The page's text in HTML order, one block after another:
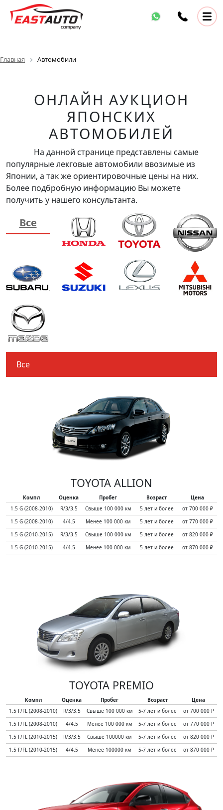
Главная Автомобили
ОНЛАЙН АУКЦИОН
ЯПОНСКИХ
АВТОМОБИЛЕЙ
На данной странице представлены самые
популярные лекговые автомобили ввозимые из
Японии, а так же ориентировочные цены на них.
Более подбробную информацию Вы можете
получить у нашего консультанта.
Все
TOYOTA ALLION
Компл Оценка Пробег Возраст
Цена
1.5 G (2008-2010)
R/3/3.5 Свыше 100 000 км 5 лет и более
от 700 000 ₽
1.5 G (2008-2010)
4/4.5 Менее 100 000 км 5 лет и более
от 770 000 ₽
1.5 G (2010-2015)
R/3/3.5 Свыше 100 000 км 5 лет и более
от 820 000 ₽
1.5 G (2010-2015)
4/4.5 Менее 100 000 км 5 лет и более от 870 000 ₽
TOYOTA PREMIO
Компл Оценка Пробег Возраст
Цена
1.5 F/FL (2008-2010)
R/3/3.5 Свыше 100 000 км 5-7 лет и более
от 700 000 ₽
1.5 F/FL (2008-2010)
4/4.5 Менее 100 000 км 5-7 лет и более
от 770 000 ₽
1.5 F/FL (2010-2015)
R/3/3.5 Свыше 100000 км 5-7 лет и более
от 820 000 ₽
1.5 F/FL (2010-2015)
4/4.5 Менее 100000 км 5-7 лет и более от 870 000 ₽